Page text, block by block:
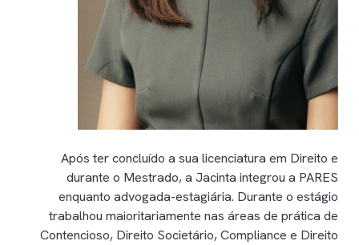
Após ter concluído a sua licenciatura em Direito e
durante o Mestrado, a Jacinta integrou a PARES
enquanto advogada-estagiária. Durante o estágio
trabalhou maioritariamente nas áreas de prática de
Contencioso, Direito Societário, Compliance e Direito